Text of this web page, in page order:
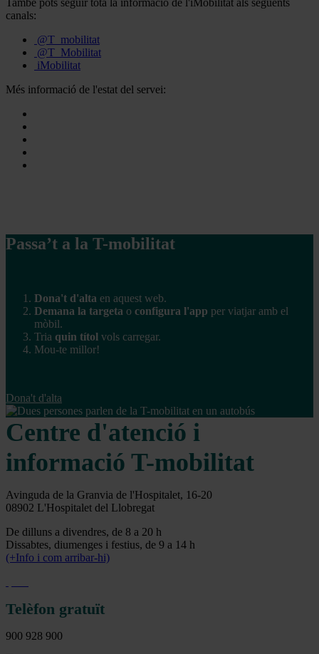
També pots seguir tota la informació de l'iMobilitat als següents
canals:
@T_mobilitat
@T_Mobilitat
iMobilitat
Més informació de l'estat del servei:
Passa’t a la T-mobilitat
Dona't d'alta en aquest web.
Demana la targeta o configura l'app per viatjar amb el
mòbil.
Tria quin títol vols carregar.
Mou-te millor!
Dona't d'alta
Centre d'atenció i
informació T-mobilitat
Avinguda de la Granvia de l'Hospitalet, 16-20
08902 L'Hospitalet del Llobregat
De dilluns a divendres, de 8 a 20 h
Dissabtes, diumenges i festius, de 9 a 14 h
(+Info i com arribar-hi)
Telèfon gratuït
900 928 900